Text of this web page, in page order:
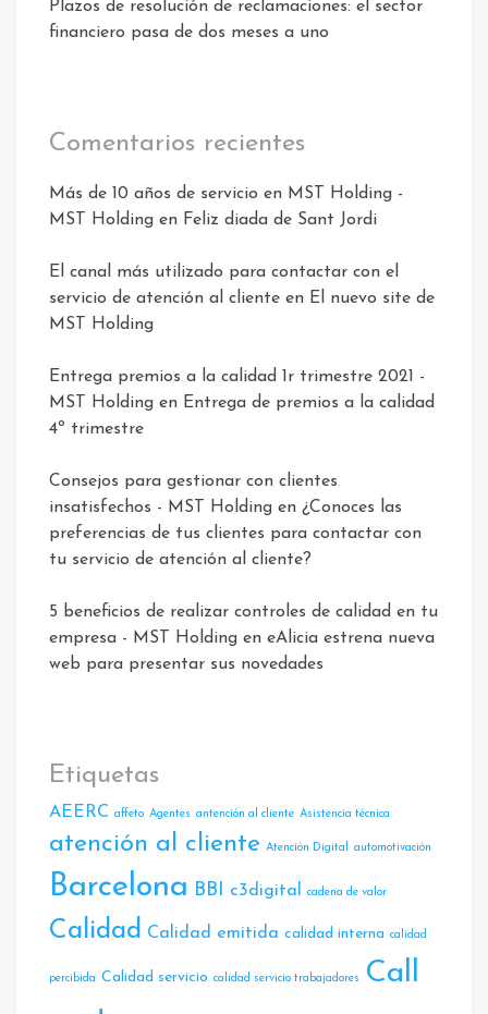
Plazos de resolución de reclamaciones: el sector
financiero pasa de dos meses a uno
Comentarios recientes
Más de 10 años de servicio en MST Holding -
MST Holding en Feliz diada de Sant Jordi
El canal más utilizado para contactar con el
servicio de atención al cliente en El nuevo site de
MST Holding
Entrega premios a la calidad 1r trimestre 2021 -
MST Holding en Entrega de premios a la calidad
4º trimestre
Consejos para gestionar con clientes
insatisfechos - MST Holding en ¿Conoces las
preferencias de tus clientes para contactar con
tu servicio de atención al cliente?
5 beneficios de realizar controles de calidad en tu
empresa - MST Holding en eAlicia estrena nueva
web para presentar sus novedades
Etiquetas
AEERC affeto Agentes antención al cliente Asistencia técnica
atención al cliente Atencíón Digital automotivación
Barcelona BBI c3digital cadena de valor
Calidad Calidad emitida calidad interna calidad
percibida Calidad servicio calidad servicio trabajadores
Call